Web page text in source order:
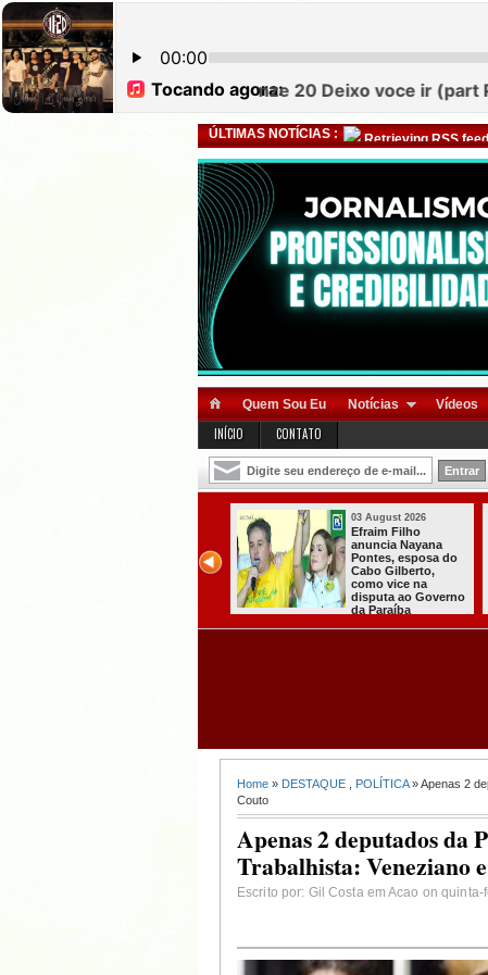
ÚLTIMAS NOTÍCIAS : Retrieving RSS
Quem Sou Eu Notícias Vídeos
INÍCIO CONTATO
03 August 2026
Efraim Filho
anuncia Nayana
Pontes, esposa do
Cabo Gilberto,
como vice na
disputa ao Governo
da Paraíba
31 July
A
Home » DESTAQUE POLÍTICA» Apenas 2
Couto
Apenas 2 deputados da
Trabalhista: Veneziano
Escrito por: Gil Costa em Acao on